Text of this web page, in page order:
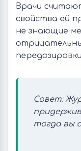
Врачи
свойства ей
не знающие
Совет:
тогда вы